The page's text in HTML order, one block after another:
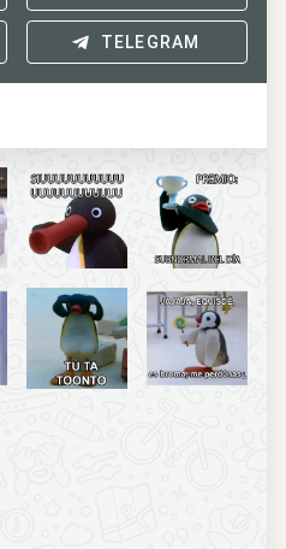
TELEGRAM